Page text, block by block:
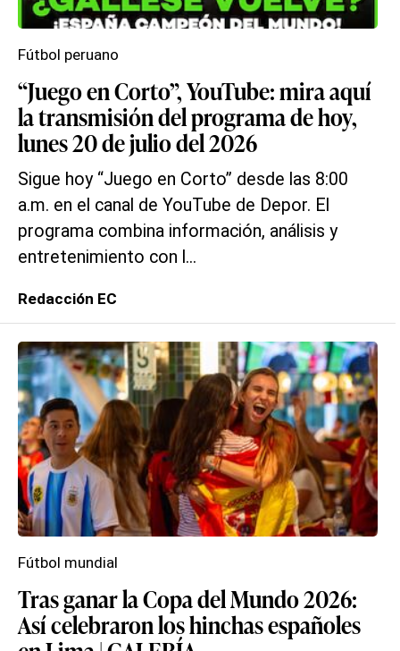
“Juego en Corto”, YouTube: mira aquí
la transmisión del programa de hoy,
lunes 20 de julio del 2026
Sigue hoy “Juego en Corto” desde las 8:00
a.m. en el canal de YouTube de Depor. El
programa combina información, análisis y
entretenimiento con l...
Fútbol peruano
Redacción EC
Tras ganar la Copa del Mundo 2026:
Así celebraron los hinchas españoles
Fútbol mundial